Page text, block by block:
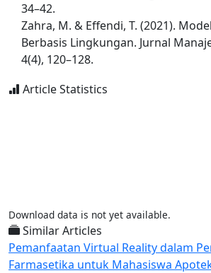
34–42.
Zahra, M. & Effendi, T. (2021).
Berbasis Lingkungan. Jurnal
4(4), 120–128.
Article Statistics
Download data is not yet available.
Similar Articles
Pemanfaatan Virtual Reality dalam
Farmasetika untuk Mahasiswa